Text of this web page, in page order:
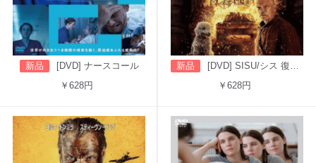
新品
[DVD] ナースコール
￥628円
新品
[DVD] SISU/シス 復讐の血闘（吹替版）
￥628円